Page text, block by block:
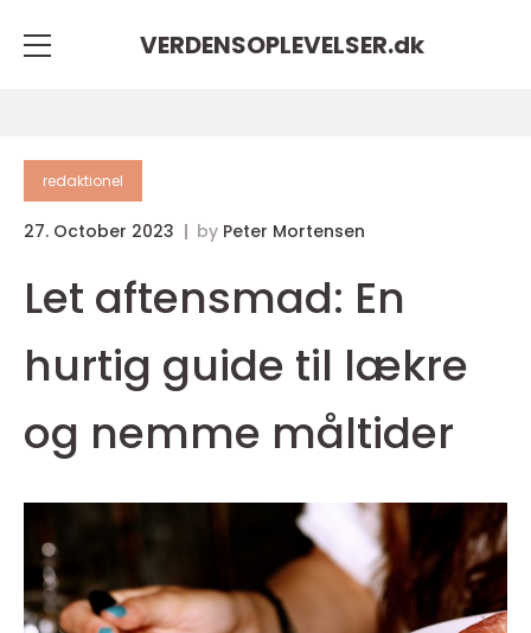
VERDENSOPLEVELSER.dk
redaktionel
27. October 2023 by Peter Mortensen
Let aftensmad: En
hurtig guide til lækre
og nemme måltider